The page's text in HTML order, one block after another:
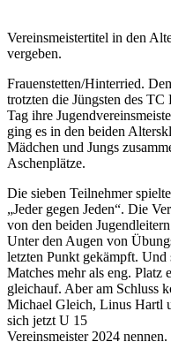
Vereinsmeistertitel in den
vergeben.
Frauenstetten/Hinterried.
trotzten die Jüngsten des TC
Tag ihre
ging es in den beiden
Mädchen und Jungs
Aschenplätze.
Die sieben Teilnehmer
„Jeder gegen Jeden“. Die
von den beiden
Unter den Augen von
letzten Punkt gekämpft.
Matches mehr als eng. Platz
gleichauf. Aber am Schluss
Michael Gleich, Linus Hartl
sich jetzt U 15
Vereinsmeister 2024 nennen.